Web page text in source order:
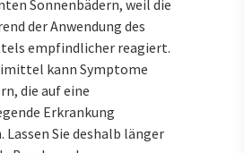
Sonnenbädern, weil die
der Anwendung des
empfindlicher reagiert.
kann Symptome
die auf eine
Erkrankung
Lassen Sie deshalb länger